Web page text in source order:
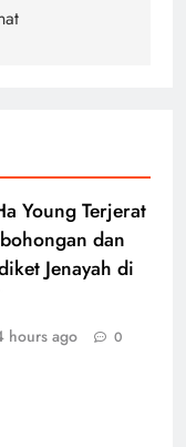
Young Terjerat
dan
Jenayah di
hours ago 0